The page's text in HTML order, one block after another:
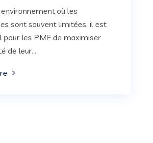
où les
sont souvent limitées, il est
pour les PME de maximiser
de leur...